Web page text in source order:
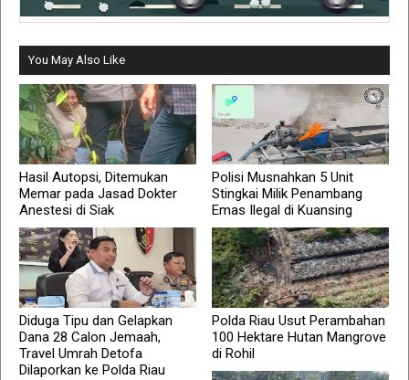
You May Also Like
Hasil Autopsi, Ditemukan
Memar pada Jasad Dokter
Anestesi di Siak
Polisi Musnahkan 5 Unit
Stingkai Milik Penambang
Emas Ilegal di Kuansing
Diduga Tipu dan Gelapkan
Dana 28 Calon Jemaah,
Travel Umrah Detofa
Dilaporkan ke Polda Riau
Polda Riau Usut Perambahan
100 Hektare Hutan Mangrove
di Rohil